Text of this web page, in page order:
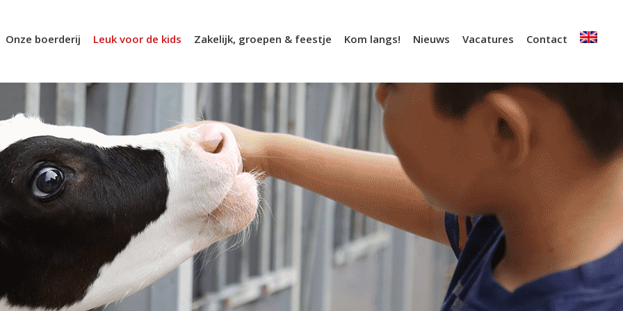
Onze boerderij Leuk voor de kids Zakelijk, groepen & feestje Kom langs! Nieuws Vacatures Contact